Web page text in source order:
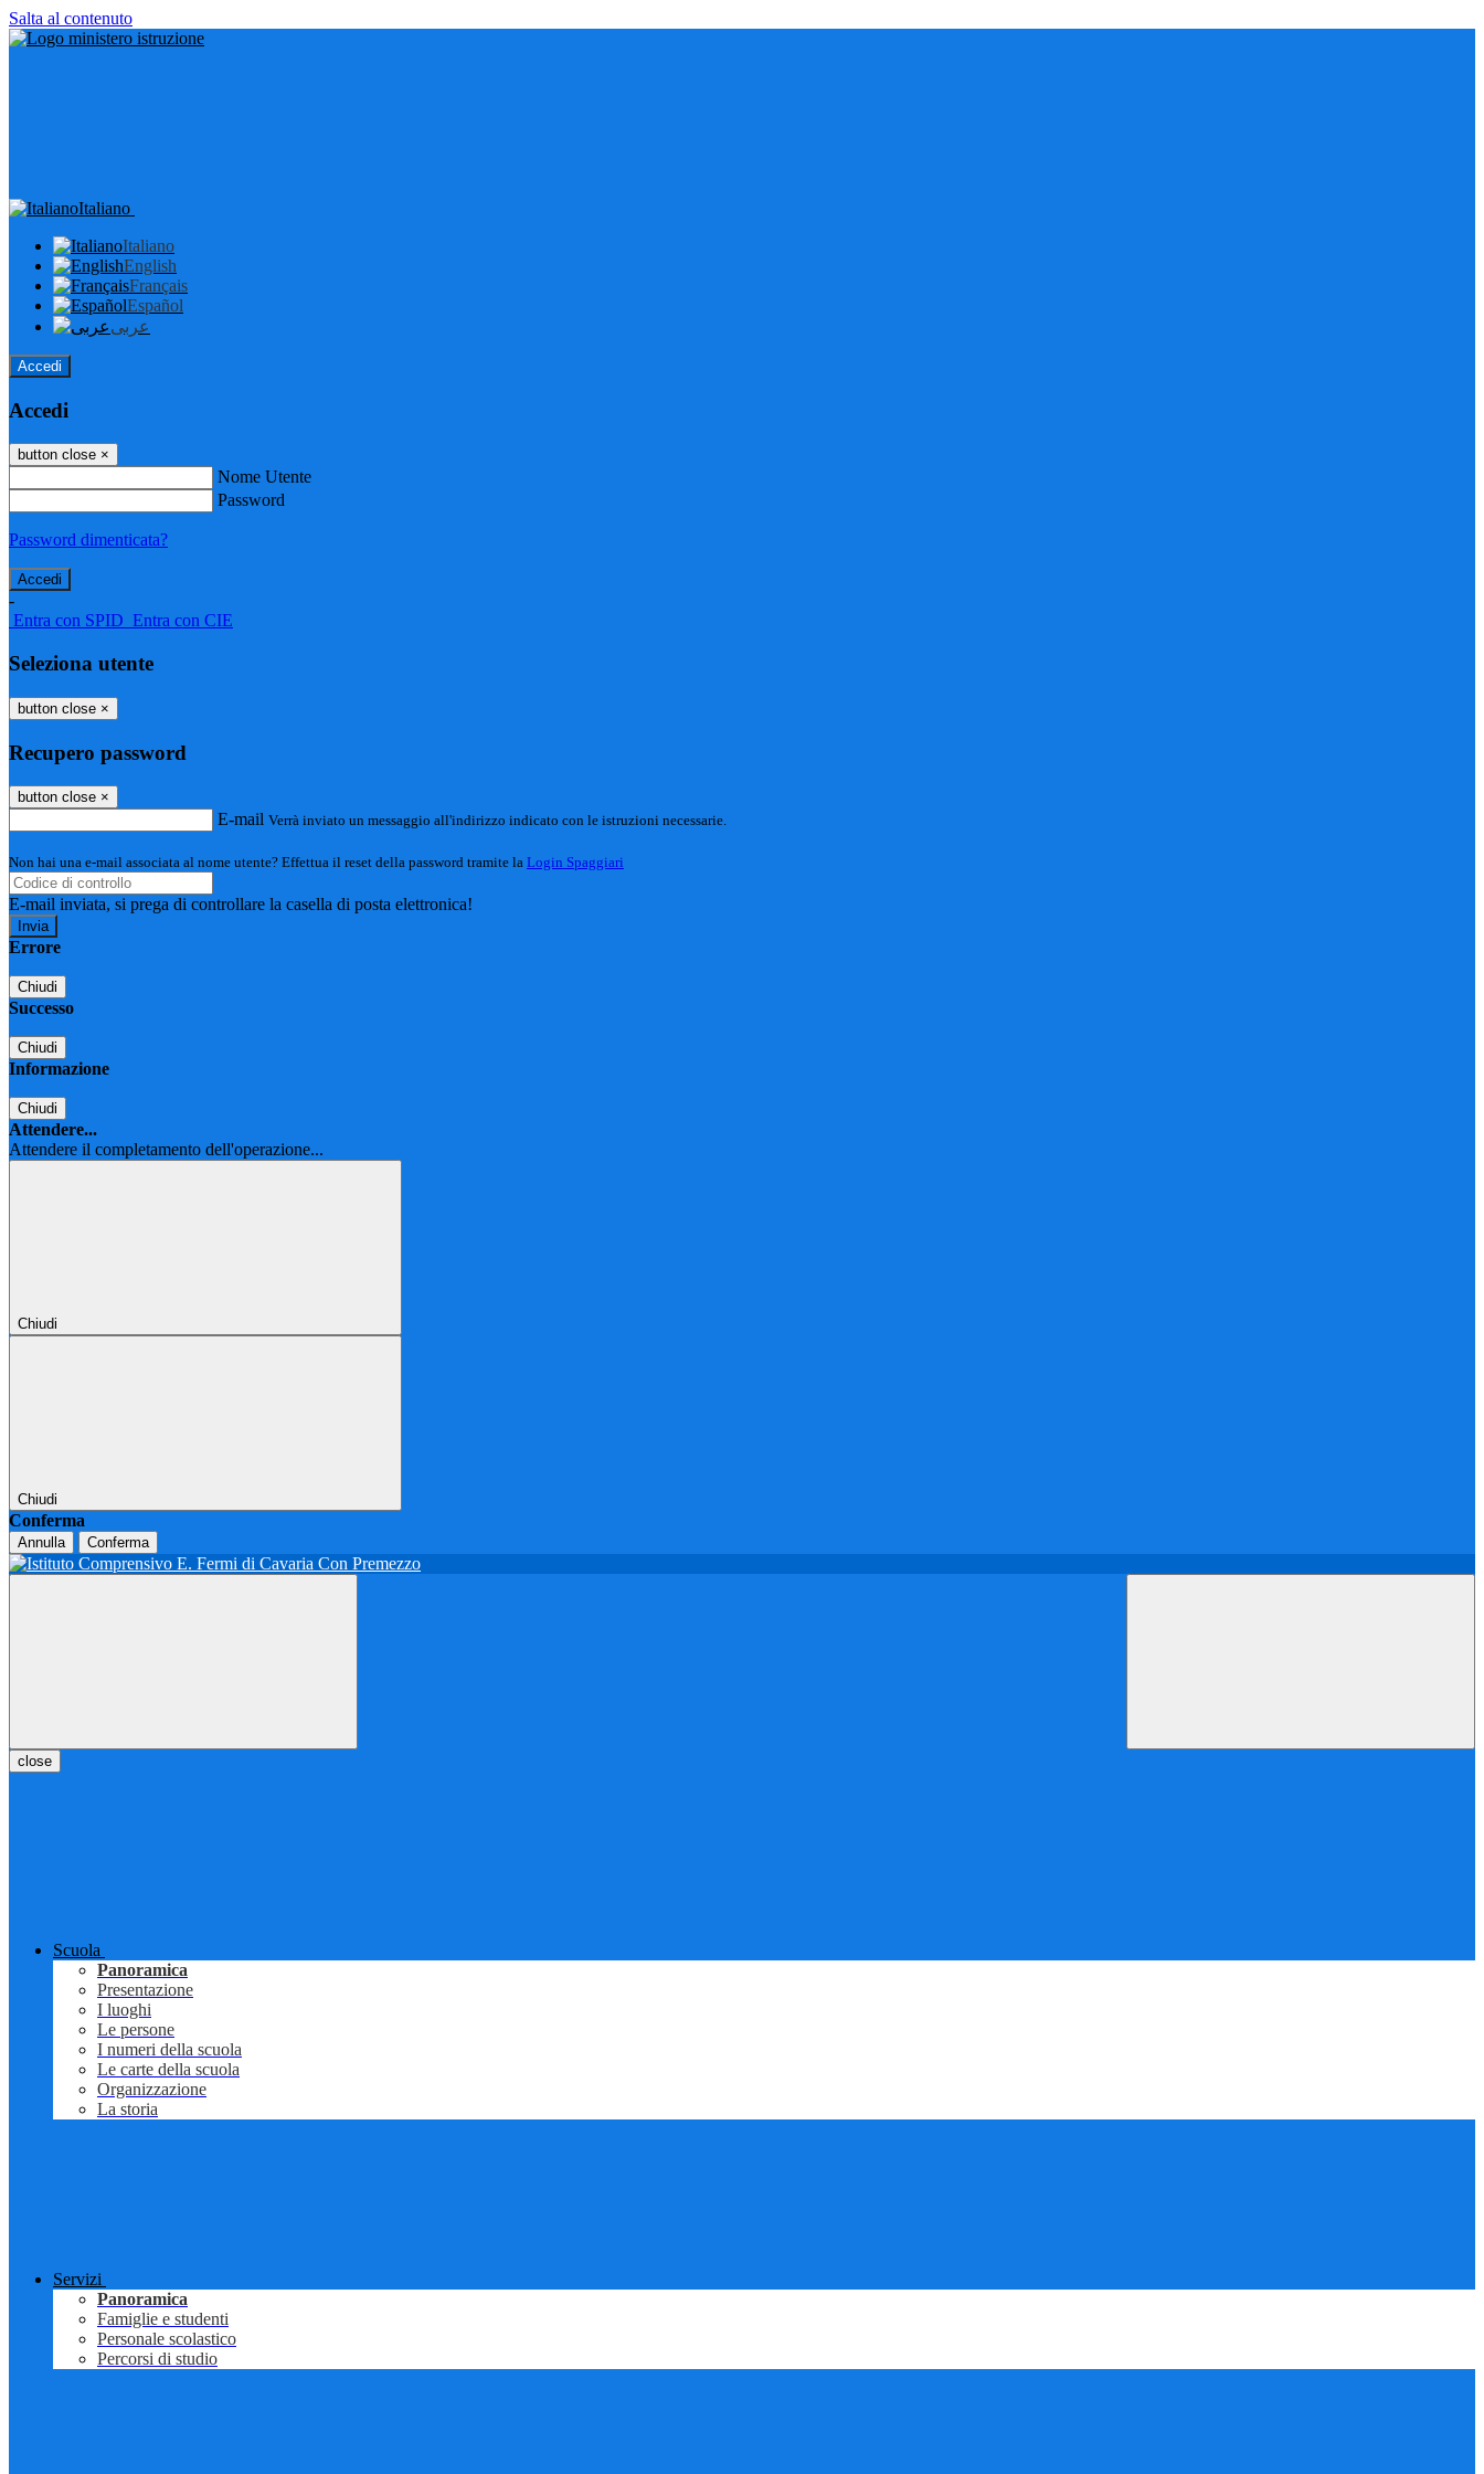
Salta al contenuto
Italiano
Italiano
English
Français
Español
عربى
Accedi
Accedi
button close ×
Nome Utente
Password
Password dimenticata?
-
Entra con SPID Entra con CIE
Seleziona utente
button close ×
Recupero password
button close ×
E-mail Verrà inviato un messaggio all'indirizzo indicato con le istruzioni necessarie.
Non hai una e-mail associata al nome utente? Effettua il reset della password tramite la Login Spaggiari
E-mail inviata, si prega di controllare la casella di posta elettronica!
Errore
Chiudi
Successo
Chiudi
Informazione
Chiudi
Attendere...
Attendere il completamento dell'operazione...
Chiudi
Chiudi
Conferma
Annulla Conferma
close
Scuola
Panoramica
Presentazione
I luoghi
Le persone
I numeri della scuola
Le carte della scuola
Organizzazione
La storia
Servizi
Panoramica
Famiglie e studenti
Personale scolastico
Percorsi di studio